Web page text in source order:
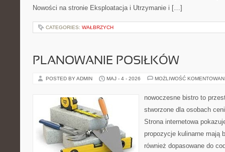
Nowości na stronie Eksploatacja i Utrzymanie i […]
CATEGORIES: WAŁBRZYCH
PLANOWANIE POSIŁKÓW
POSTED BY ADMIN MAJ - 4 - 2026 MOŻLIWOŚĆ
nowoczesne bistro to
stworzone dla osobach
Strona internetowa
propozycje kulinarne mają
również dopasowane do